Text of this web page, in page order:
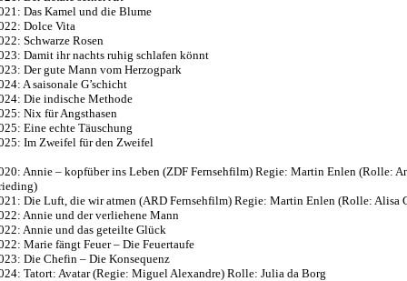
Das Kamel und die Blume
Dolce Vita
Schwarze Rosen
Damit ihr nachts ruhig schlafen könnt
Der gute Mann vom Herzogpark
A saisonale G’schicht
Die indische Methode
Nix für Angsthasen
Eine echte Täuschung
Im Zweifel für den Zweifel
Annie – kopfüber ins Leben (ZDF Fernsehfilm) Regie: Martin Enlen (Rolle:
Die Luft, die wir atmen (ARD Fernsehfilm) Regie: Martin Enlen (Rolle: Alisa
Annie und der verliehene Mann
Annie und das geteilte Glück
Marie fängt Feuer – Die Feuertaufe
Die Chefin – Die Konsequenz
Tatort: Avatar (Regie: Miguel Alexandre) Rolle: Julia da Borg